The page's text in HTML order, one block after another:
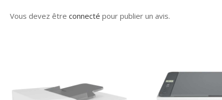
Vous devez être connecté pour publier un avis.